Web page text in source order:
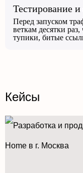
Тестирование и
Перед запуском
веткам десятки
тупики, битые
Кейсы